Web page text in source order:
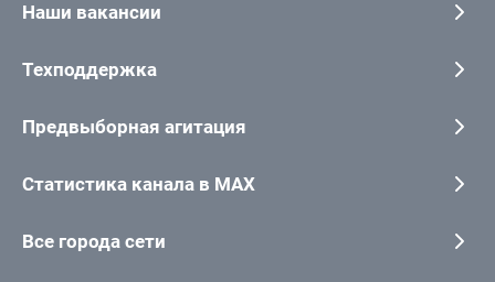
Наши вакансии
Техподдержка
Предвыборная агитация
Статистика канала в MAX
Все города сети